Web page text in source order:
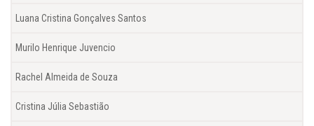
Luana Cristina Gonçalves Santos
Murilo Henrique Juvencio
Rachel Almeida de Souza
Cristina Júlia Sebastião